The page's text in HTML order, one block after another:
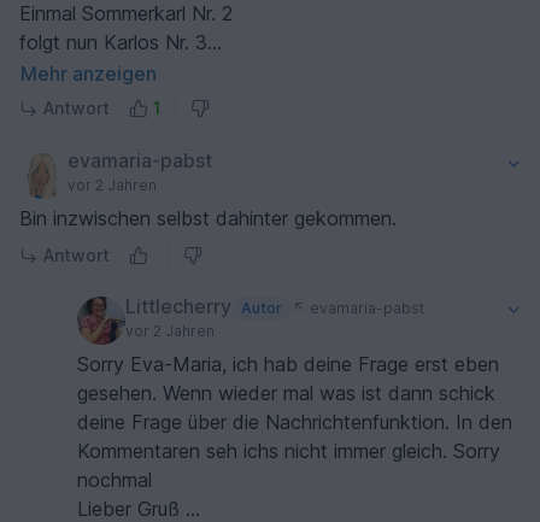
Einmal Sommerkarl Nr. 2
folgt nun Karlos Nr. 3
der zwar noch nicht ganz fertig ist, aber die Anleitung
ist wie immer super
Mehr anzeigen
Antwort 1
evamaria-pabst
vor 2 Jahren
Bin inzwischen selbst dahinter gekommen.
Antwort
Littlecherry Autor
evamaria-pabst
vor 2 Jahren
Sorry Eva-Maria, ich hab deine Frage erst eben
gesehen. Wenn wieder mal was ist dann schick
deine Frage über die Nachrichtenfunktion. In den
Kommentaren seh ichs nicht immer gleich. Sorry
nochmal
Lieber Gruß